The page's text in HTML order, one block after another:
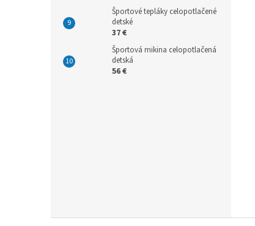
Športové tepláky celopotlačené
detské
37 €
Športová mikina celopotlačená
detská
56 €